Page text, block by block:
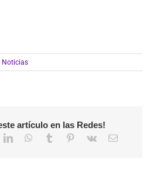
Noticias
artículo en las Redes!
LinkedInWhatsApp
Tumblr Pinterest
Vk
Correo